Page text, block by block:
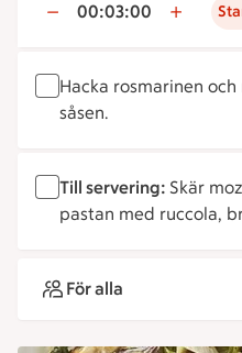
00:03:00
Hacka rosmarinen
såsen.
Till servering: Skär
pastan med ruccola,
För alla